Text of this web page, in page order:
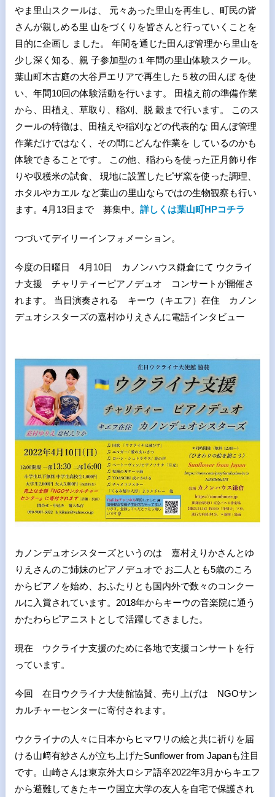
やま里山スクールは、 元々あった里山を再生し、町民の皆
さんが親しめる里 山をづくりを皆さんと行っていくことを
目的に企画し ました。 年間を通じた田んぼ管理から里山を
少し深く知る、親 子参加型の１年間の里山体験スクール。
葉山町木古庭の大谷戸エリアで再生した５枚の田んぼ を使
い、年間10回の体験活動を行います。 田植え前の準備作業
から、田植え、草取り、稲刈、脱 穀まで行います。 このス
クールの特徴は、田植えや稲刈などの代表的な 田んぼ管理
作業だけではなく、その間にどんな作業を しているのかも
体験できることです。 この他、稲わらを使った正月飾り作
りや収穫米の試食、 現地に設置したピザ窯を使った調理、
ホタルやカエル など葉山の里山ならではの生物観察も行い
ます。4月13日まで 募集中。 詳しくは葉山町HPコチラ
つづいてデイリーインフォメーション。
今度の日曜日 4月10日 カノンハウス鎌倉にて ウクライ
ナ支援 チャリティーピアノデュオ コンサートが開催さ
れます。 当日演奏される キーウ（キエフ）在住 カノン
デュオシスターズの嘉村ゆりえさんに電話インタビュー
カノンデュオシスターズというのは 嘉村えりかさんとゆ
りえさんのご姉妹のピアノデュオで お二人とも5歳のころ
からピアノを始め、おふたりとも国内外で数々のコンクー
ルに入賞されています。2018年からキーウの音楽院に通う
かたわらピアニストとして活躍してきました。
現在 ウクライナ支援のために各地で支援コンサートを行
っています。
今回 在日ウクライナ大使館協賛、売り上げは NGOサン
カルチャーセンターに寄付されます。
ウクライナの人々に日本からヒマワリの絵と共に祈りを届
ける山﨑有紗さんが立ち上げたSunflower from Japanも注目
です。山崎さんは東京外大ロシア語卒2022年3月からキエフ
から避難してきたキーウ国立大学の友人を自宅で保護され